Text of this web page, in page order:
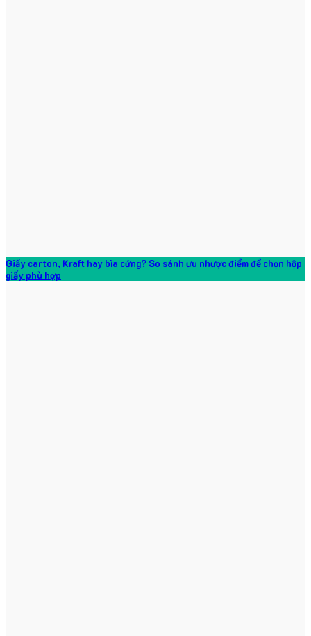
Giấy carton, Kraft hay bìa cứng? So sánh ưu nhược điểm để chọn hộp
giấy phù hợp